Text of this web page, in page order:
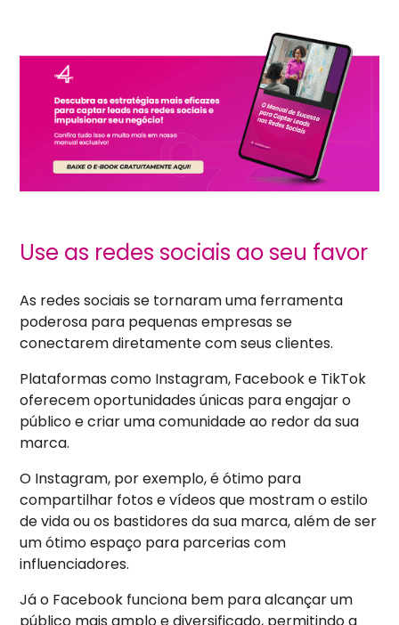
Use as redes sociais ao seu favor
As redes sociais se tornaram uma ferramenta
poderosa para pequenas empresas se
conectarem diretamente com seus clientes.
Plataformas como Instagram, Facebook e TikTok
oferecem oportunidades únicas para engajar o
público e criar uma comunidade ao redor da sua
marca.
O Instagram, por exemplo, é ótimo para
compartilhar fotos e vídeos que mostram o estilo
de vida ou os bastidores da sua marca, além de ser
um ótimo espaço para parcerias com
influenciadores.
Já o Facebook funciona bem para alcançar um
público mais amplo e diversificado, permitindo a